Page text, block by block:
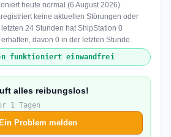
heute normal (6 August 2026).
keine aktuellen Störungen oder
24 Stunden hat ShipStation 0
davon 0 in der letzten Stunde.
funktioniert einwandfrei
alles reibungslos!
1 Tagen
Ein Problem melden